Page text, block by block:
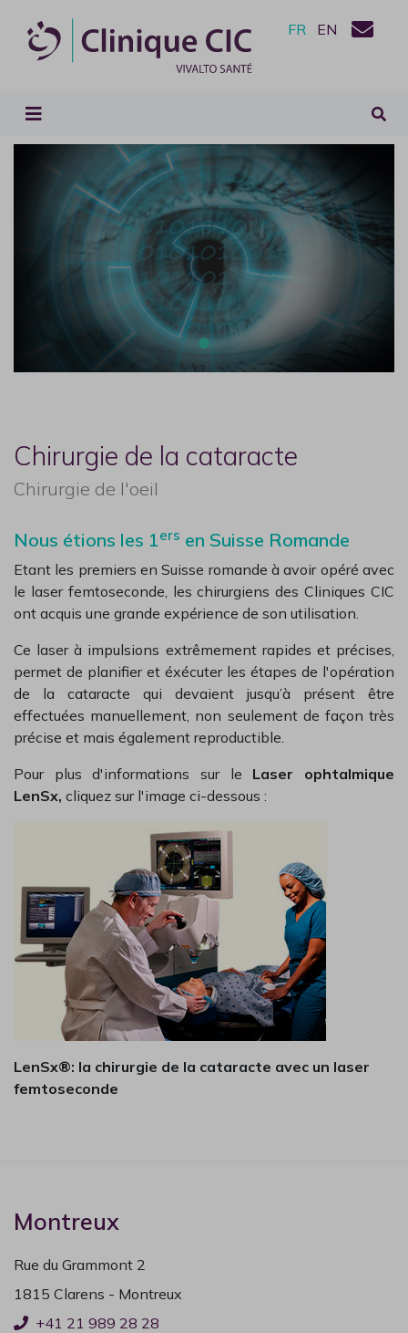
FR EN
Chirurgie de la cataracte
Chirurgie de l'oeil
Nous étions les 1ers en Suisse Romande
Etant les premiers en Suisse romande à avoir opéré avec
le laser femtoseconde, les chirurgiens des Cliniques CIC
ont acquis une grande expérience de son utilisation.
Ce laser à impulsions extrêmement rapides et précises,
permet de planifier et éxécuter les étapes de l'opération
de la cataracte qui devaient jusqu’à présent être
effectuées manuellement, non seulement de façon très
précise et mais également reproductible.
Pour plus d'informations sur le Laser ophtalmique
LenSx, cliquez sur l'image ci-dessous :
LenSx®: la chirurgie de la cataracte avec un laser
femtoseconde
Montreux
Rue du Grammont 2
1815 Clarens - Montreux
+41 21 989 28 28
PAUSE ESTIVALE 2026
cette période (021 989 28 70) ainsi que la